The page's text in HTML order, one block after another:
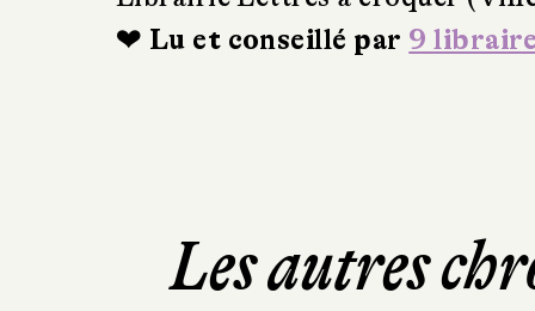
❤ Lu et conseillé par 9
Les autres